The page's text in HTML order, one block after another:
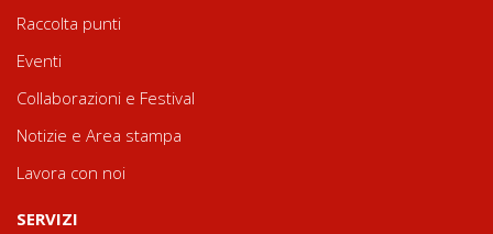
Raccolta punti
Eventi
Collaborazioni e Festival
Notizie e Area stampa
Lavora con noi
SERVIZI